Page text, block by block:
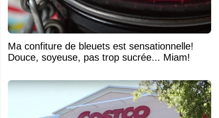
Ma confiture de bleuets est sensationnelle!
Douce, soyeuse, pas trop sucrée... Miam!